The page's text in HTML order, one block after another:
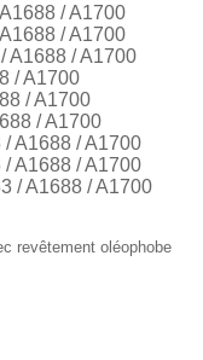
/ A1700
/ A1700
A1688 / A1700
/ A1700
/ A1700
/ A1700
A1688 / A1700
A1688 / A1700
/ A1688 / A1700
revêtement oléophobe